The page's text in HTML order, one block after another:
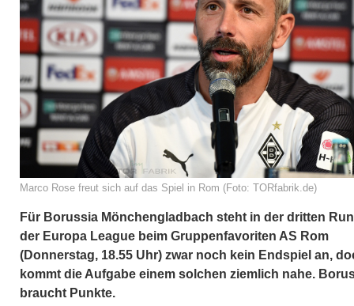
Marco Rose freut sich auf das Spiel in Rom (Foto: TORfabrik.de)
Für Borussia Mönchengladbach steht in der dritten
der Europa League beim Gruppenfavoriten AS Rom
(Donnerstag, 18.55 Uhr) zwar noch kein Endspiel an,
kommt die Aufgabe einem solchen ziemlich nahe.
braucht Punkte.